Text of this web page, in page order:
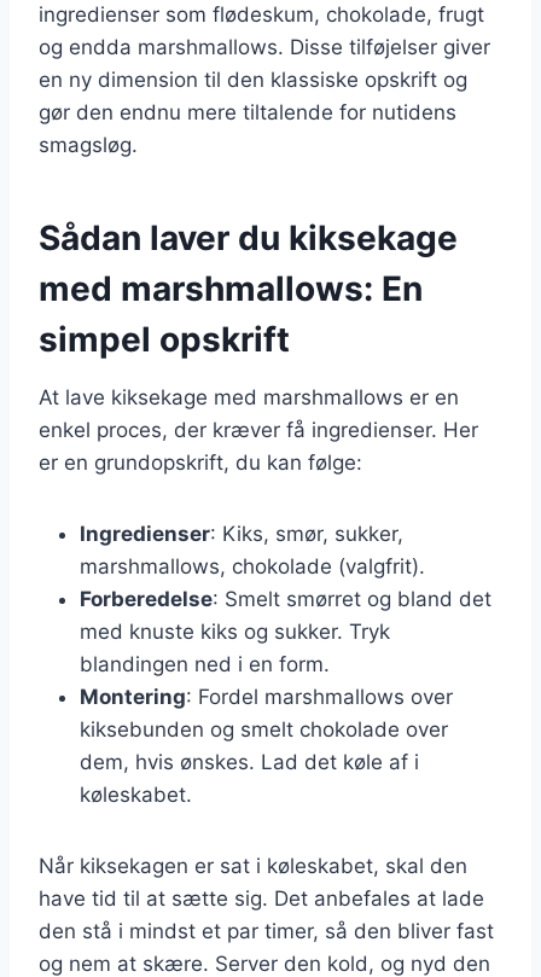
ingredienser som flødeskum, chokolade, frugt
og endda marshmallows. Disse tilføjelser giver
en ny dimension til den klassiske opskrift og
gør den endnu mere tiltalende for nutidens
smagsløg.
Sådan laver du kiksekage
med marshmallows: En
simpel opskrift
At lave kiksekage med marshmallows er en
enkel proces, der kræver få ingredienser. Her
er en grundopskrift, du kan følge:
Ingredienser: Kiks, smør, sukker,
marshmallows, chokolade (valgfrit).
Forberedelse: Smelt smørret og bland det
med knuste kiks og sukker. Tryk
blandingen ned i en form.
Montering: Fordel marshmallows over
kiksebunden og smelt chokolade over
dem, hvis ønskes. Lad det køle af i
køleskabet.
Når kiksekagen er sat i køleskabet, skal den
have tid til at sætte sig. Det anbefales at lade
den stå i mindst et par timer, så den bliver fast
og nem at skære. Server den kold, og nyd den